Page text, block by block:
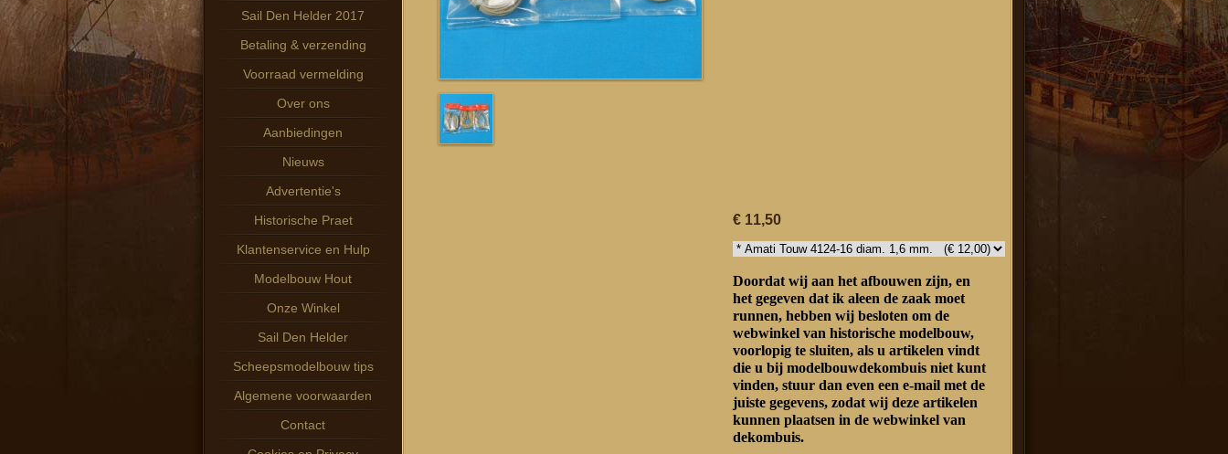
Sail Den Helder 2017
Betaling & verzending
Voorraad vermelding
Over ons
Aanbiedingen
Nieuws
Advertentie's
Historische Praet
Klantenservice en Hulp
Modelbouw Hout
Onze Winkel
Sail Den Helder
Scheepsmodelbouw tips
Algemene voorwaarden
Contact
€ 11,50
Doordat wij aan het afbouwen zijn, en
het gegeven dat ik aleen de zaak moet
runnen, hebben wij besloten om de
webwinkel van historische modelbouw,
voorlopig te sluiten, als u artikelen vindt
die u bij modelbouwdekombuis niet kunt
vinden, stuur dan even een e-mail met de
juiste gegevens, zodat wij deze artikelen
kunnen plaatsen in de webwinkel van
dekombuis.